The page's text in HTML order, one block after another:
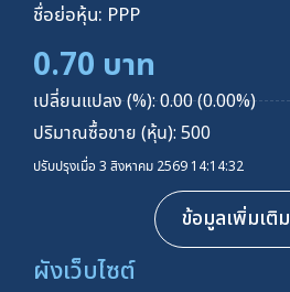
ชื่อย่อหุ้น: PPP
0.70 บาท
เปลี่ยนแปลง (%): 0.00 (0.00%)
ปริมาณซื้อขาย (หุ้น): 500
ปรับปรุงเมื่อ 3 สิงหาคม 2569 14:14:32
ข้อมูลเพิ่มเติม
ผังเว็บไซต์